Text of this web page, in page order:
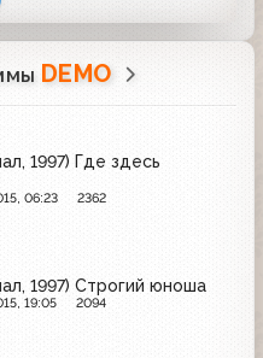
DEMO
1997) Где здесь
06:23 2362
1997) Строгий юноша
19:05 2094